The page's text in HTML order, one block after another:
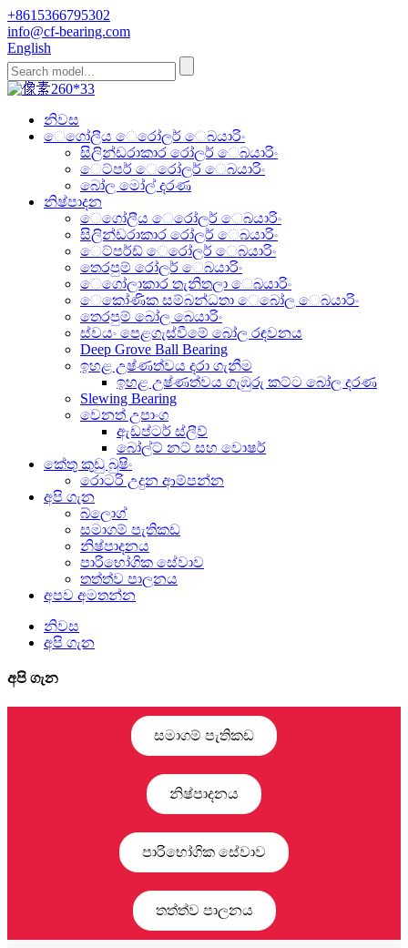
+8615366795302
info@cf-bearing.com
English
නිවස
ෙගෝලීය ෙරෝලර් ෙබයාරිං
සිලින්ඩරාකාර රෝලර් ෙබයාරිං
ෙට්පර් ෙරෝලර් ෙබයාරිං
බෝල මෝල් දරණ
නිෂ්පාදන
ෙගෝලීය ෙරෝලර් ෙබයාරිං
සිලින්ඩරාකාර රෝලර් ෙබයාරිං
ෙට්පර්ඩ් ෙරෝලර් ෙබයාරිං
තෙරපුම් රෝලර් ෙබයාරිං
ෙගෝලාකාර තැනිතලා ෙබයාරිං
ෙකෝණික සම්බන්ධතා ෙබෝල ෙබයාරිං
තෙරපුම් බෝල බෙයාරිං
ස්වයං පෙළගැස්වීමේ බෝල රඳවනය
Deep Grove Ball Bearing
ඉහළ උෂ්ණත්වය දරා ගැනීම
ඉහළ උෂ්ණත්වය ගැඹුරු කට්ට බෝල දරණ
Slewing Bearing
වෙනත් උපාංග
ඇඩප්ටර් ස්ලීව්
බෝල්ට් නට් සහ වොෂර්
කේතු කුඩු බුෂිං
රොටරි උදුන ආම්පන්න
අපි ගැන
බ්ලොග්
සමාගම් පැතිකඩ
නිෂ්පාදනය
පාරිභෝගික සේවාව
තත්ත්ව පාලනය
අපව අමතන්න
නිවස
අපි ගැන
අපි ගැන
සමාගම් පැතිකඩ
නිෂ්පාදනය
පාරිභෝගික සේවාව
තත්ත්ව පාලනය